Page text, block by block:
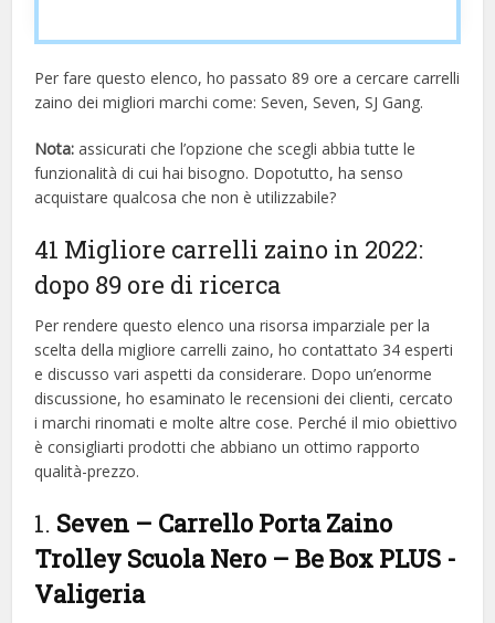
Per fare questo elenco, ho passato 89 ore a cercare carrelli
zaino dei migliori marchi come: Seven, Seven, SJ Gang.
Nota: assicurati che l’opzione che scegli abbia tutte le
funzionalità di cui hai bisogno. Dopotutto, ha senso
acquistare qualcosa che non è utilizzabile?
41 Migliore carrelli zaino in 2022:
dopo 89 ore di ricerca
Per rendere questo elenco una risorsa imparziale per la
scelta della migliore carrelli zaino, ​​ho contattato 34 esperti
e discusso vari aspetti da considerare. Dopo un’enorme
discussione, ho esaminato le recensioni dei clienti, cercato
i marchi rinomati e molte altre cose. Perché il mio obiettivo
è consigliarti prodotti che abbiano un ottimo rapporto
qualità-prezzo.
1. Seven – Carrello Porta Zaino
Trolley Scuola Nero – Be Box PLUS -
Valigeria